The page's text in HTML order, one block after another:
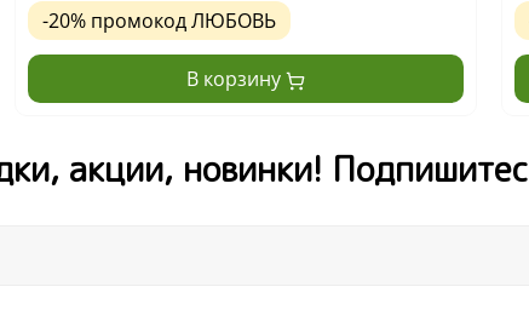
-20% промокод ЛЮБОВЬ
В корзину
акции, новинки!